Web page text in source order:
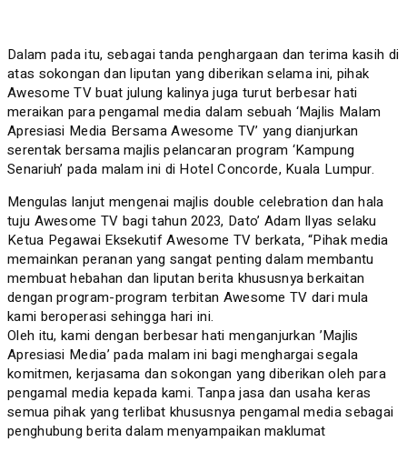
Dalam pada itu, sebagai tanda penghargaan dan terima kasih di
atas sokongan dan liputan yang diberikan selama ini, pihak
Awesome TV buat julung kalinya juga turut berbesar hati
meraikan para pengamal media dalam sebuah ‘Majlis Malam
Apresiasi Media Bersama Awesome TV’ yang dianjurkan
serentak bersama majlis pelancaran program ‘Kampung
Senariuh’ pada malam ini di Hotel Concorde, Kuala Lumpur.
Mengulas lanjut mengenai majlis double celebration dan hala
tuju Awesome TV bagi tahun 2023, Dato’ Adam Ilyas selaku
Ketua Pegawai Eksekutif Awesome TV berkata, “Pihak media
memainkan peranan yang sangat penting dalam membantu
membuat hebahan dan liputan berita khususnya berkaitan
dengan program-program terbitan Awesome TV dari mula
kami beroperasi sehingga hari ini.
Oleh itu, kami dengan berbesar hati menganjurkan ’Majlis
Apresiasi Media’ pada malam ini bagi menghargai segala
komitmen, kerjasama dan sokongan yang diberikan oleh para
pengamal media kepada kami. Tanpa jasa dan usaha keras
semua pihak yang terlibat khususnya pengamal media sebagai
penghubung berita dalam menyampaikan maklumat